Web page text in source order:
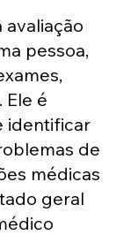
pessoa,
Ele é
identificar
de
médicas
geral